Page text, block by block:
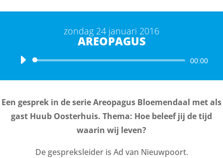
zondag 24 januari 2016
AREOPAGUS
Audiospeler 00:00
Een gesprek in de serie Areopagus Bloemendaal met als
gast Huub Oosterhuis. Thema: Hoe beleef jij de tijd
waarin wij leven?
De gespreksleider is Ad van Nieuwpoort.